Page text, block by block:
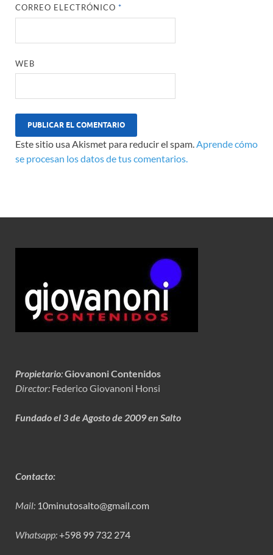
CORREO ELECTRÓNICO*
WEB
Este sitio usa Akismet para reducir el spam.Aprende cómo
se procesan los datos de tus comentarios.
Propietario:Giovanoni Contenidos
Director: Federico Giovanoni Honsi
Fundado el 3 de Agosto de 2009 en Salto
Contacto:
Mail: 10minutosalto@gmail.com
Whatsapp:+598 99 732 274